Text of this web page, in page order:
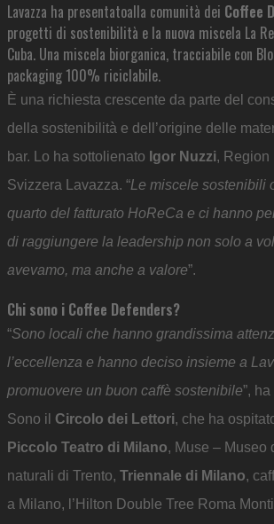
Lavazza ha presentatoalla comunità dei Coffee
progetti di sostenibilità e la nuova miscela La
Cuba. Una miscela biorganica, tracciabile con
packaging 100% riciclabile.
È una richiesta crescente da parte del
della sostenibilità e dell’origine delle
bar. Lo ha sottolienato Igor Nuzzi, Region
Svizzera Lavazza. “Le miscele sostenibili
quarto del fatturato HoReCa e ci hanno
di raggiungere la leadership non solo a
avevamo, ma anche a valore”.
Chi sono i Coffee Defenders?
“Sono locali che hanno grandissima
l’eccellenza e hanno deciso insieme a
promuovere un buon caffè sostenibile”,
Sono il Circolo dei Lettori, che ha
Piccolo Teatro di Milano, Muse – Museo
naturali di Trento, Triennale di Milano,
a Milano, l’Hilton Double Tree Roma